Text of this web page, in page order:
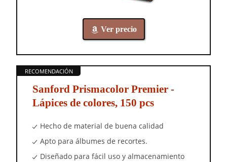
Ver precio
Sanford Prismacolor Premier -
Lápices de colores, 150 pcs
Hecho de material de buena calidad
Apto para álbumes de recortes.
Diseñado para fácil uso y almacenamiento